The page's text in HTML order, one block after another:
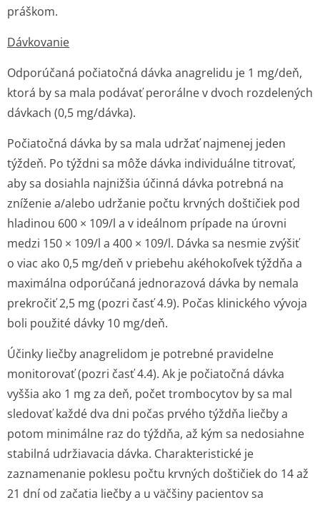
práškom.
Dávkovanie
Odporúčaná počiatočná dávka anagrelidu je 1 mg/deň,
ktorá by sa mala podávať perorálne v dvoch rozdelených
dávkach (0,5 mg/dávka).
Počiatočná dávka by sa mala udržať najmenej jeden
týždeň. Po týždni sa môže dávka individuálne titrovať,
aby sa dosiahla najnižšia účinná dávka potrebná na
zníženie a/alebo udržanie počtu krvných doštičiek pod
hladinou 600 × 109/l a v ideálnom prípade na úrovni
medzi 150 × 109/l a 400 × 109/l. Dávka sa nesmie zvýšiť
o viac ako 0,5 mg/deň v priebehu akéhokoľvek týždňa a
maximálna odporúčaná jednorazová dávka by nemala
prekročiť 2,5 mg (pozri časť 4.9). Počas klinického vývoja
boli použité dávky 10 mg/deň.
Účinky liečby anagrelidom je potrebné pravidelne
monitorovať (pozri časť 4.4). Ak je počiatočná dávka
vyššia ako 1 mg za deň, počet trombocytov by sa mal
sledovať každé dva dni počas prvého týždňa liečby a
potom minimálne raz do týždňa, až kým sa nedosiahne
stabilná udržiavacia dávka. Charakteristické je
zaznamenanie poklesu počtu krvných doštičiek do 14 až
21 dní od začatia liečby a u väčšiny pacientov sa